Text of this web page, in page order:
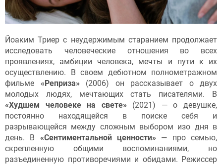
Йоаким Триер с неудержимым старанием продолжает
исследовать человеческие отношения во всех
проявлениях, амбиции человека, мечты и пути к их
осуществлению. В своем дебютном полнометражном
фильме «Реприза» (2006) он рассказывает о двух
молодых людях, мечтающих стать писателями. В
«Худшем человеке на свете» (2021) — о девушке,
постоянно находящейся в поиске себя и
разрывающейся между сложным выбором изо дня в
день. В «Сентиментальной ценности» — про семью,
скрепленную общими воспоминаниями, но
разъединенную противоречиями и обидами. Режиссер